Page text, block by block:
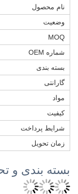
نام محصول
وضعیت
MOQ
شماره OEM
بسته بندی
گارانتی
مواد
کیفیت
شرایط پرداخت
زمان تحویل
بسته بندی و